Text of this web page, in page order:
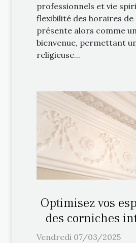
professionnels et vie
flexibilité des horaires de
présente alors comme
bienvenue, permettant
religieuse...
Optimisez vos
des corniches
haut de
Vendredi 07/03/2025